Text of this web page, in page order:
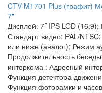
CTV-M1701 Plus (графит)
7"
Дисплей: 7˝ IPS LCD
Стандарт видео: PAL/
или ниже (аналог); Режим
Продолжительность
интеркома : Адресный
Функция детектора
Функция фоторамки и